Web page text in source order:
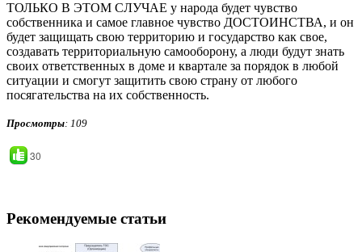
ТОЛЬКО В ЭТОМ СЛУЧАЕ у народа будет чувство
собственника и самое главное чувство ДОСТОИНСТВА, и он
будет защищать свою территорию и государство как свое,
создавать территориальную самооборону, а люди будут знать
своих ответственных в доме и квартале за порядок в любой
ситуации и смогут защитить свою страну от любого
посягательства на их собственность.
Просмотры: 109
30
Рекомендуемые статьи